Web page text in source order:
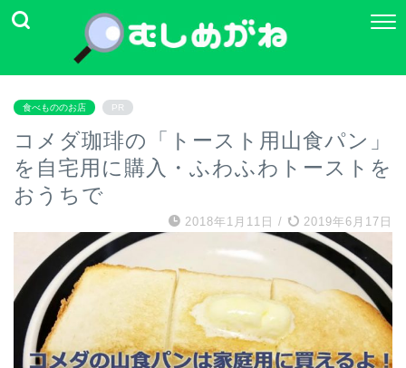
食べもののお店 PR
コメダ珈琲の「トースト用山食パン」
を自宅用に購入・ふわふわトーストを
おうちで
2018年1月11日 / 2019年6月17日